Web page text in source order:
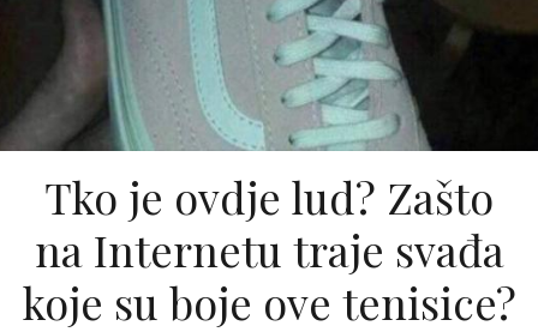
Tko je ovdje lud? Zašto
na Internetu traje svađa
koje su boje ove tenisice?